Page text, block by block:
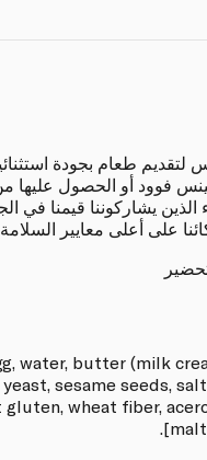
طعام بجودة
فوود أو الحصول عليها من
يشاركوننا قيمنا في
على أعلى معايير السلامة
water, butter (milk
sesame seeds,
gluten, wheat fiber,